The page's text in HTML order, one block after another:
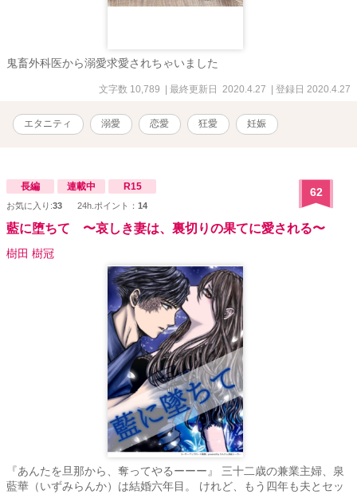
鬼畜外科医から溺愛求愛されちゃいました
文字数 10,789 | 最終更新日 2020.4.27 | 登録日 2020.4.27
エタニティ 溺愛 恋愛 狂愛 妊娠
長編 連載中 R15
お気に入り:33 24h.ポイント： 14
62
藍に堕ちて 〜哀しき妻は、裏切りの果てに愛される〜
樹田 樹冠
『あんたを旦那から、奪ってやるーーー』 三十二歳の兼業主婦、泉
藍華（いずみらんか）は結婚六年目。 けれど、もう四年も夫とセッ